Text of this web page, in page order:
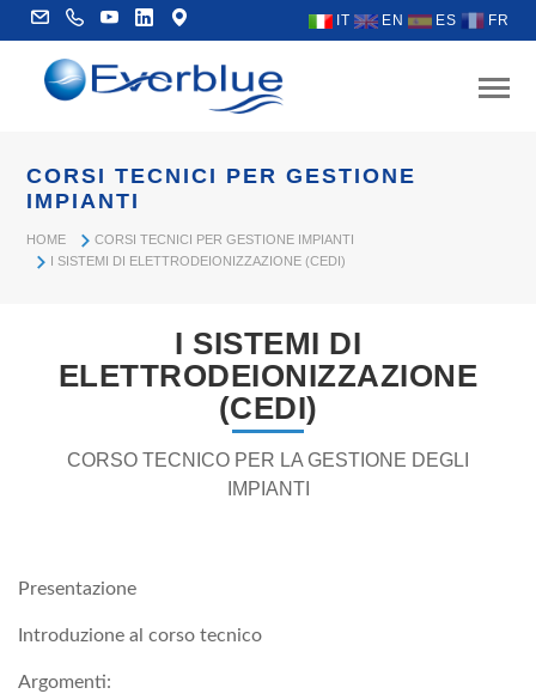
IT EN ES FR
CORSI TECNICI PER GESTIONE
IMPIANTI
HOME
CORSI TECNICI PER GESTIONE IMPIANTI
I SISTEMI DI ELETTRODEIONIZZAZIONE (CEDI)
I SISTEMI DI
ELETTRODEIONIZZAZIONE
(CEDI)
CORSO TECNICO PER LA GESTIONE DEGLI
IMPIANTI
Presentazione
Introduzione al corso tecnico
Argomenti: